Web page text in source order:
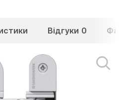
Відгуки 0